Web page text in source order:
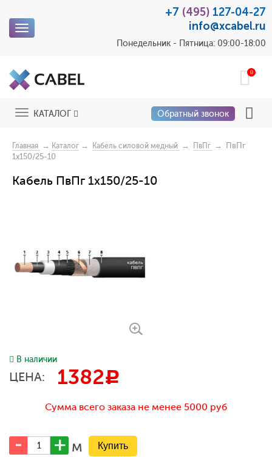
Toggle
+7 (495) 127-04-27
info@xcabel.ru
Понедельник - Пятница: 09:00-18:00
0
ToggleКАТАЛОГ Обратный звонок
Главная → Каталог → Кабель силовой медный → ПвПг → ПвПг
1x150/25-10
Кабель ПвПг 1x150/25-10
В наличии
ЦЕНА: 1382c
Сумма всего заказа не менее 5000 руб
м